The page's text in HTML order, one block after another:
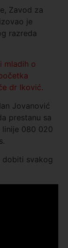
Zavod za
je
razreda
mladih o
dr Iković.
Jovanović
prestanu sa
linije 080 020
.
dobiti svakog